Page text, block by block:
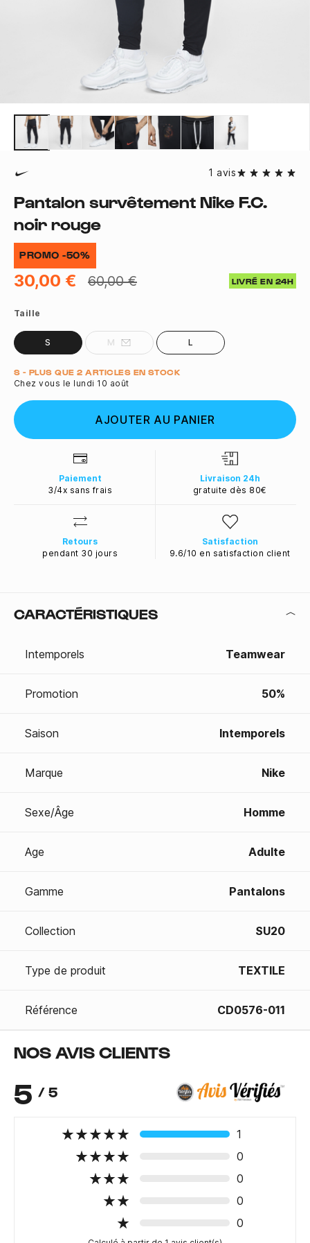
1 avis
Pantalon survêtement Nike F.C.
noir rouge
PROMO -50%
30,00 € 60,00 € LIVRÉ EN 24H
Taille
S M L
Quantité
S - PLUS QUE 2 ARTICLES EN STOCK
Chez vous le lundi 10 août
AJOUTER AU PANIER
Paiement
3/4x sans frais
Livraison 24h
gratuite dès 80€
Retours
pendant 30 jours
Satisfaction
9.6/10 en satisfaction client
CARACTÉRISTIQUES
Intemporels Teamwear
Promotion 50%
Saison Intemporels
Marque Nike
Sexe/Âge Homme
Age Adulte
Gamme Pantalons
Collection SU20
Type de produit TEXTILE
Référence CD0576-011
NOS AVIS CLIENTS
5 / 5
1
0
0
0
0